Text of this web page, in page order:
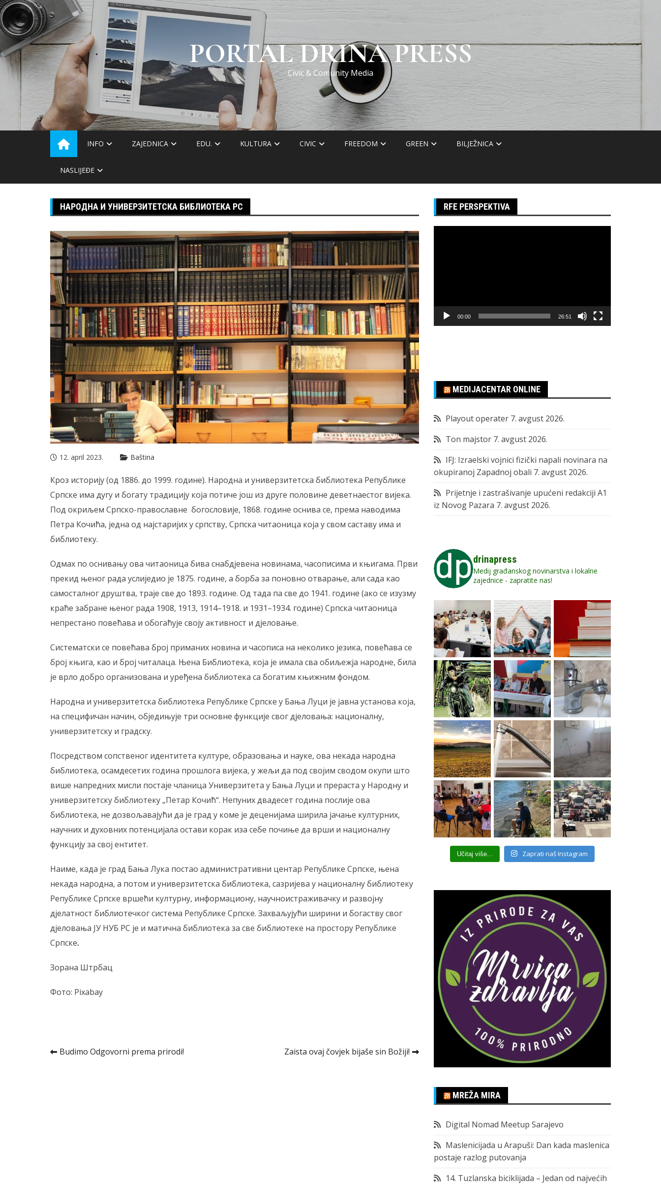
Skip
to
content
PORTAL DRINA PRESS
Civic & Comunity Media
INFO ZAJEDNICA EDU. KULTURA CIVIC FREEDOM GREEN BILJEŽNICA
NASLIJEĐE
НАРОДНА И УНИВЕРЗИТЕТСКА БИБЛИОТЕКА РС
12. april 2023. Baština
Кроз историју (од 1886. до 1999. године). Народна и универзитетска библиотека Републике
Српске има дугу и богату традицију која потиче још из друге половине деветнаестог вијека.
Под окриљем Српско-православне богословије, 1868. године оснива се, према наводима
Петра Кочића, једна од најстаријих у српству, Српска читаоница која у свом саставу има и
библиотеку.
Одмах по оснивању ова читаоница бива снабдјевена новинама, часописима и књигама. Први
прекид њеног рада услиједио је 1875. године, а борба за поновно отварање, али сада као
самосталног друштва, траје све до 1893. године. Од тада па све до 1941. године (ако се изузму
краће забране њеног рада 1908, 1913, 1914–1918. и 1931–1934. године) Српска читаоница
непрестано повећава и обогаћује своју активност и дјеловање.
Систематски се повећава број приманих новина и часописа на неколико језика, повећава се
број књига, као и број читалаца. Њена Библиотека, која је имала сва обиљежја народне, била
је врло добро организована и уређена библиотека са богатим књижним фондом.
Народна и универзитетска библиотека Републике Српске у Бања Луци је јавна установа која,
на специфичан начин, обједињује три основне функције свог дјеловања: националну,
универзитетску и градску.
Посредством сопственог идентитета културе, образовања и науке, ова некада народна
библиотека, осамдесетих година прошлога вијека, у жељи да под својим сводом окупи што
више напредних мисли постаје чланица Универзитета у Бања Луци и прераста у Народну и
универзитетску библиотеку „Петар Кочић“. Непуних двадесет година послије ова
библиотека, не дозвољавајући да је град у коме је деценијама ширила јачање културних,
научних и духовних потенцијала остави корак иза себе почиње да врши и националну
функцију за свој ентитет.
Наиме, када је град Бања Лука постао административни центар Републике Српске, њена
некада народна, а потом и универзитетска библиотека, сазријева у националну библиотеку
Републике Српске вршећи културну, информациону, научноистраживачку и развојну
дјелатност библиотечког система Републике Српске. Захваљујући ширини и богаству свог
дјеловања ЈУ НУБ РС је и матична библиотека за све библиотеке на простору Републике
Српске.
Зорана Штрбац
Фото: Pixabay
Kretanje
Budimo Odgovorni prema prirodi! Zaista ovaj čovjek bijaše sin Božiji!
RFE PERSPEKTIVA
00:00 26:51
MEDIJACENTAR ONLINE
Playout operater 7. avgust 2026.
Ton majstor 7. avgust 2026.
IFJ: Izraelski vojnici fizički napali novinara na
okupiranoj Zapadnoj obali 7. avgust 2026.
Prijetnje i zastrašivanje upućeni redakciji A1
iz Novog Pazara 7. avgust 2026.
drinapress
Medij građanskog novinarstva i lokalne
zajednice - zapratite nas!
Učitaj više... Zaprati naš Instagram
MREŽA MIRA
Digital Nomad Meetup Sarajevo
Maslenicijada u Arapuši: Dan kada maslenica
postaje razlog putovanja
14. Tuzlanska biciklijada – Jedan od najvećih